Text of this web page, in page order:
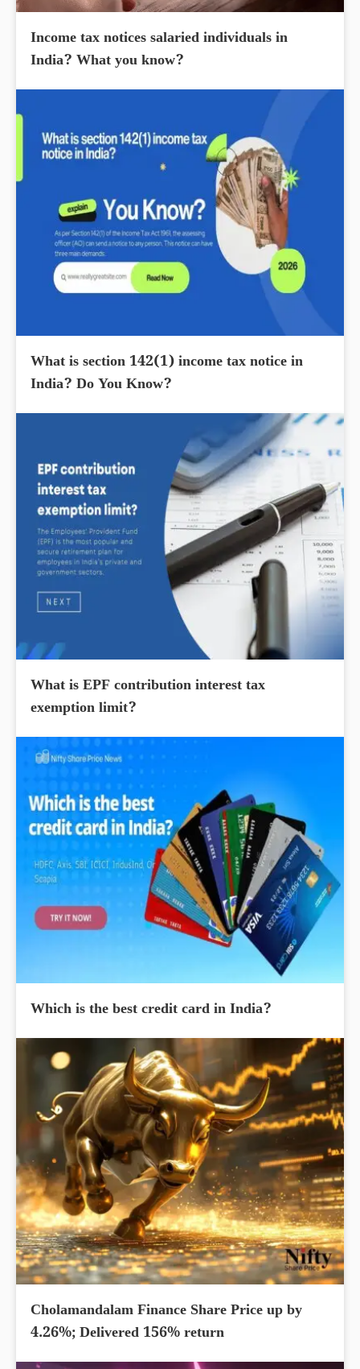
Income tax notices salaried individuals in
India? What you know?
What is section 142(1) income tax notice in
India? Do You Know?
What is EPF contribution interest tax
exemption limit?
Which is the best credit card in India?
Cholamandalam Finance Share Price up by
4.26%; Delivered 156% return